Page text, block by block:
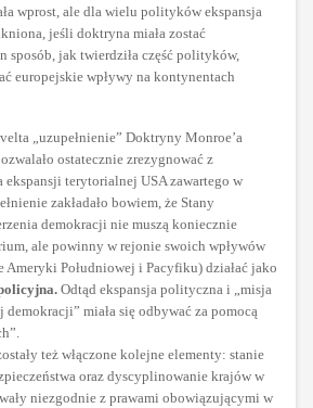
wprost, ale dla wielu polityków ekspansja
jeśli doktryna miała zostać
sposób, jak twierdziła część polityków,
europejskie wpływy na kontynentach
„uzupełnienie” Doktryny Monroe’a
ostatecznie zrezygnować z
ekspansji terytorialnej USA zawartego w
zakładało bowiem, że Stany
demokracji nie muszą koniecznie
ale powinny w rejonie swoich wpływów
Ameryki Południowej i Pacyfiku) działać jako
Odtąd ekspansja polityczna i „misja
miała się odbywać za pomocą
też włączone kolejne elementy: stanie
oraz dyscyplinowanie krajów w
niezgodnie z prawami obowiązującymi w